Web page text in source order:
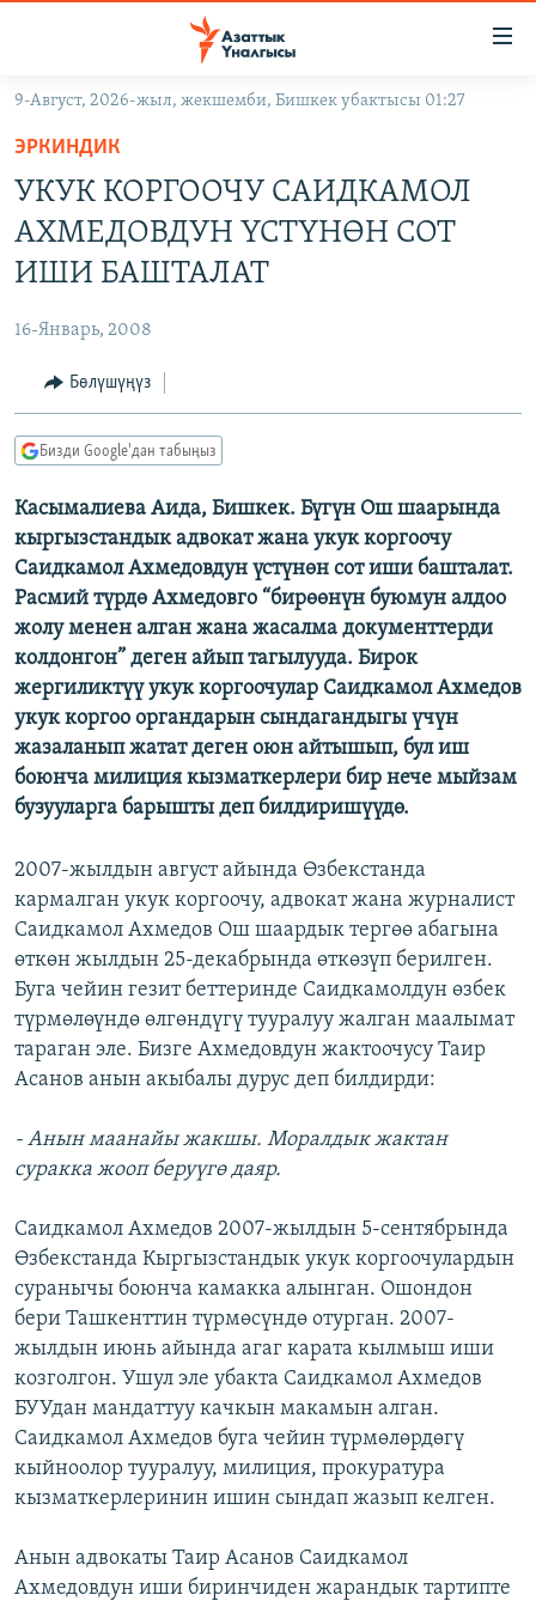
Навигацияга
өтүңүз
Издөөгө
салыңыз
САЯСАТ
МАДАНИЯТ
ДҮЙНӨ
УКРАИНА
ТВ ПРОГРАММАЛАР
БҮГҮН АЗАТТЫКТА
ДАНИСТЕ
ЭЖЕ-СИҢДИЛЕР
АЗАТТЫК+
ЫҢГАЙСЫЗ СУРООЛОР
ПОДКАСТ
ОНЛАЙН ШЕРИНЕ
ЭЕ/АРнун бардык сайттары
9-Август, 2026-жыл, жекшемби, Бишкек убактысы 01:27
ЭРКИНДИК
УКУК КОРГООЧУ САИДКАМОЛ
АХМЕДОВДУН ҮСТҮНӨН СОТ
ИШИ БАШТАЛАТ
16-Январь, 2008
Бөлүшүңүз
Бизди Google'дан табыңыз
Касымалиева Аида, Бишкек. Бүгүн Ош шаарында
кыргызстандык адвокат жана укук коргоочу
Саидкамол Ахмедовдун үстүнөн сот иши башталат.
Расмий түрдө Ахмедовго “бирөөнүн буюмун алдоо
жолу менен алган жана жасалма документтерди
колдонгон” деген айып тагылууда. Бирок
жергиликтүү укук коргоочулар Саидкамол Ахмедов
укук коргоо органдарын сындагандыгы үчүн
жазаланып жатат деген оюн айтышып, бул иш
боюнча милиция кызматкерлери бир нече мыйзам
бузууларга барышты деп билдиришүүдө.
2007-жылдын август айында Өзбекстанда
кармалган укук коргоочу, адвокат жана журналист
Саидкамол Ахмедов Ош шаардык тергөө абагына
өткөн жылдын 25-декабрында өткөзүп берилген.
Буга чейин гезит беттеринде Саидкамолдун өзбек
түрмөлөүндө өлгөндүгү тууралуу жалган маалымат
тараган эле. Бизге Ахмедовдун жактоочусу Таир
Асанов анын акыбалы дурус деп билдирди:
- Анын маанайы жакшы. Моралдык жактан
суракка жооп беруүгө даяр.
Саидкамол Ахмедов 2007-жылдын 5-сентябрында
Өзбекстанда Кыргызстандык укук коргоочулардын
суранычы боюнча камакка алынган. Ошондон
бери Ташкенттин түрмөсүндө отурган. 2007-
жылдын июнь айында агаг карата кылмыш иши
козголгон. Ушул эле убакта Саидкамол Ахмедов
БУУдан мандаттуу качкын макамын алган.
Саидкамол Ахмедов буга чейин түрмөлөрдөгү
кыйноолор тууралуу, милиция, прокуратура
кызматкерлеринин ишин сындап жазып келген.
Анын адвокаты Таир Асанов Саидкамол
Ахмедовдун иши биринчиден жарандык тартипте